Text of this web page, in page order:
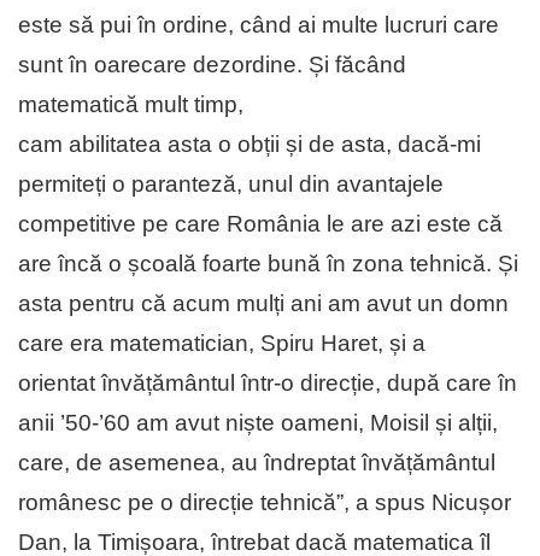
este să pui în ordine, când ai multe lucruri care
sunt în oarecare dezordine. Și făcând
matematică mult timp,
cam abilitatea asta o obții și de asta, dacă-mi
permiteți o paranteză, unul din avantajele
competitive pe care România le are azi este că
are încă o școală foarte bună în zona tehnică. Și
asta pentru că acum mulți ani am avut un domn
care era matematician, Spiru Haret, și a
orientat învățământul într-o direcție, după care în
anii ’50-’60 am avut niște oameni, Moisil și alții,
care, de asemenea, au îndreptat învățământul
românesc pe o direcție tehnică”, a spus Nicușor
Dan, la Timișoara, întrebat dacă matematica îl